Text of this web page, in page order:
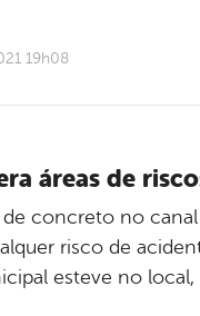
19h08
áreas de
concreto no
risco de
esteve no local,